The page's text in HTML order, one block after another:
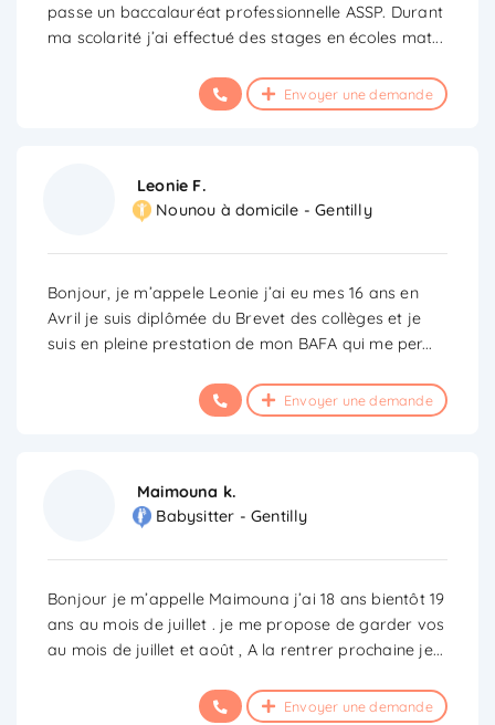
passe un baccalauréat professionnelle ASSP. Durant
ma scolarité j’ai effectué des stages en écoles mat...
Envoyer une demande
Leonie F.
Nounou à domicile - Gentilly
Bonjour, je m’appele Leonie j’ai eu mes 16 ans en
Avril je suis diplômée du Brevet des collèges et je
suis en pleine prestation de mon BAFA qui me per...
Envoyer une demande
Maimouna k.
Babysitter - Gentilly
Bonjour je m’appelle Maimouna j’ai 18 ans bientôt 19
ans au mois de juillet . je me propose de garder vos
au mois de juillet et août , A la rentrer prochaine je...
Envoyer une demande